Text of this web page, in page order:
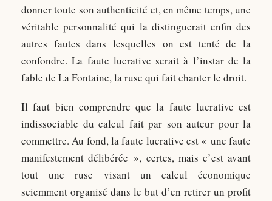
donner toute son authenticité et, en même temps, une
véritable personnalité qui la distinguerait enfin des
autres fautes dans lesquelles on est tenté de la
confondre. La faute lucrative serait à l’instar de la
fable de La Fontaine, la ruse qui fait chanter le droit.
Il faut bien comprendre que la faute lucrative est
indissociable du calcul fait par son auteur pour la
commettre. Au fond, la faute lucrative est « une faute
manifestement délibérée », certes, mais c’est avant
tout une ruse visant un calcul économique
sciemment organisé dans le but d’en retirer un profit